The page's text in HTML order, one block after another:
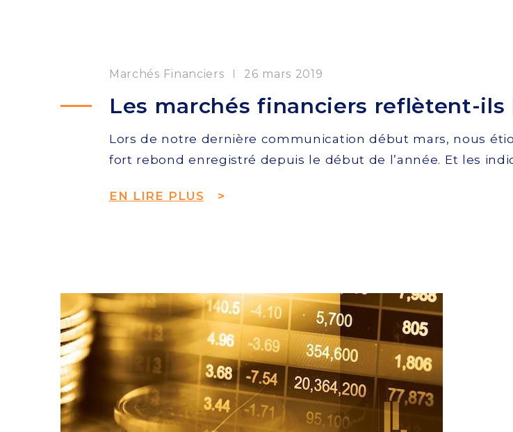
Marchés Financiers 26 mars 2019
Les marchés financiers reflètent-ils
Lors de notre dernière communication début mars, nous
fort rebond enregistré depuis le début de l’année. Et les
EN LIRE PLUS >